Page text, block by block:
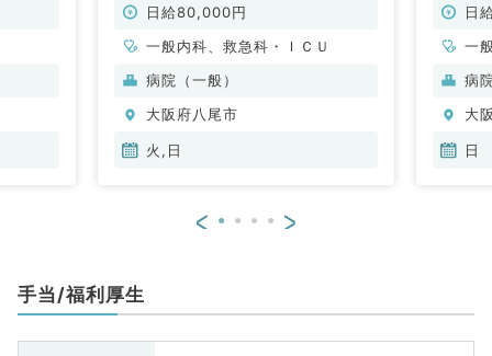
日給80,000円
一般内科、救急科・ＩＣＵ
病院（一般）
大阪府八尾市
火,日
内科／
日
一
病
大
日
< >
手当/福利厚生